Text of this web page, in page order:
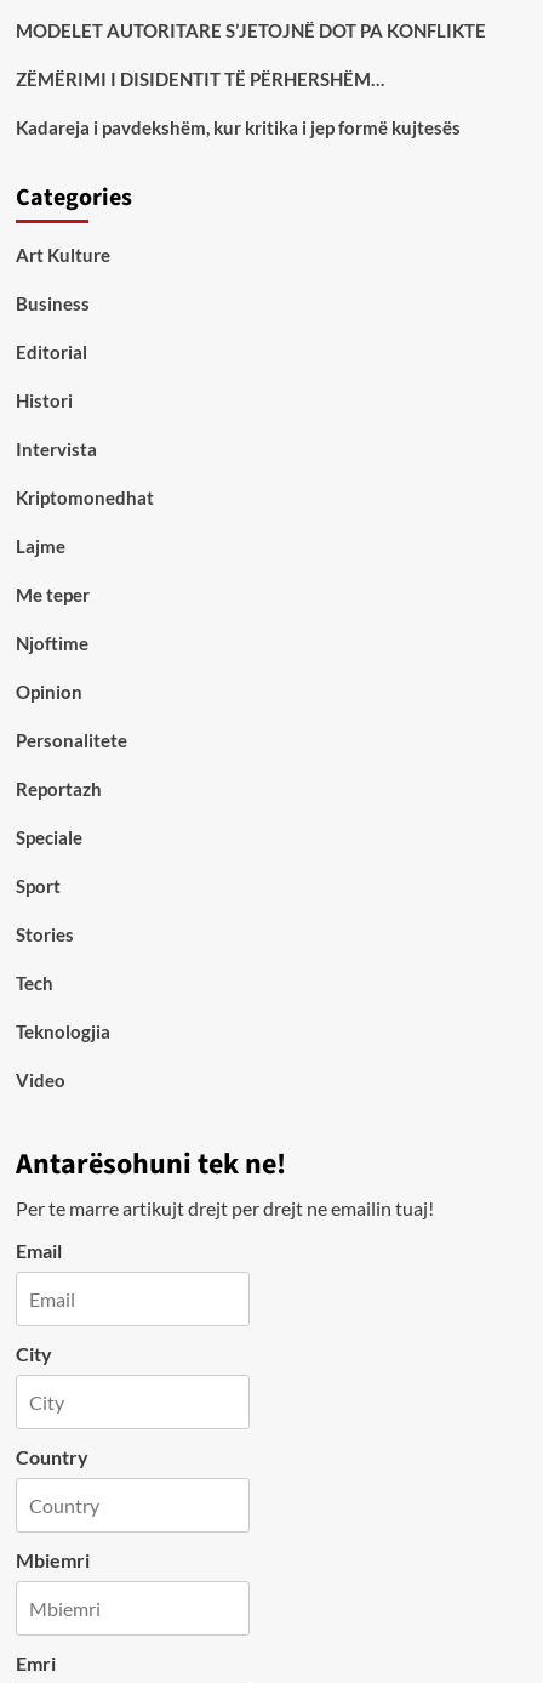
MODELET AUTORITARE S’JETOJNË DOT PA KONFLIKTE
ZËMËRIMI I DISIDENTIT TË PËRHERSHËM…
Kadareja i pavdekshëm, kur kritika i jep formë kujtesës
Categories
Art Kulture
Business
Editorial
Histori
Intervista
Kriptomonedhat
Lajme
Me teper
Njoftime
Opinion
Personalitete
Reportazh
Speciale
Sport
Stories
Tech
Teknologjia
Video
Antarësohuni tek ne!
Per te marre artikujt drejt per drejt ne emailin tuaj!
Email
City
Country
Mbiemri
Emri